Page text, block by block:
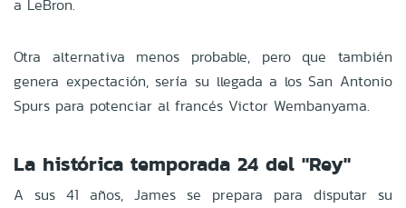
a LeBron.
Otra alternativa menos probable, pero que también
genera expectación, sería su llegada a los San Antonio
Spurs para potenciar al francés Victor Wembanyama.
La histórica temporada 24 del "Rey"
A sus 41 años, James se prepara para disputar su